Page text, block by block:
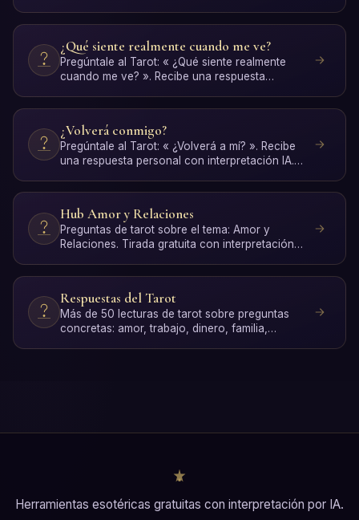
¿Qué siente realmente cuando me ve?
Pregúntale al Tarot: « ¿Qué siente realmente
cuando me ve? ». Recibe una respuesta
¿Volverá conmigo?
Pregúntale al Tarot: « ¿Volverá a mí? ». Recibe
una respuesta personal con interpretación IA.
Hub Amor y Relaciones
Preguntas de tarot sobre el tema: Amor y
Relaciones. Tirada gratuita con interpretación
Respuestas del Tarot
Más de 50 lecturas de tarot sobre preguntas
concretas: amor, trabajo, dinero, familia,
Herramientas esotéricas gratuitas con interpretación por IA.